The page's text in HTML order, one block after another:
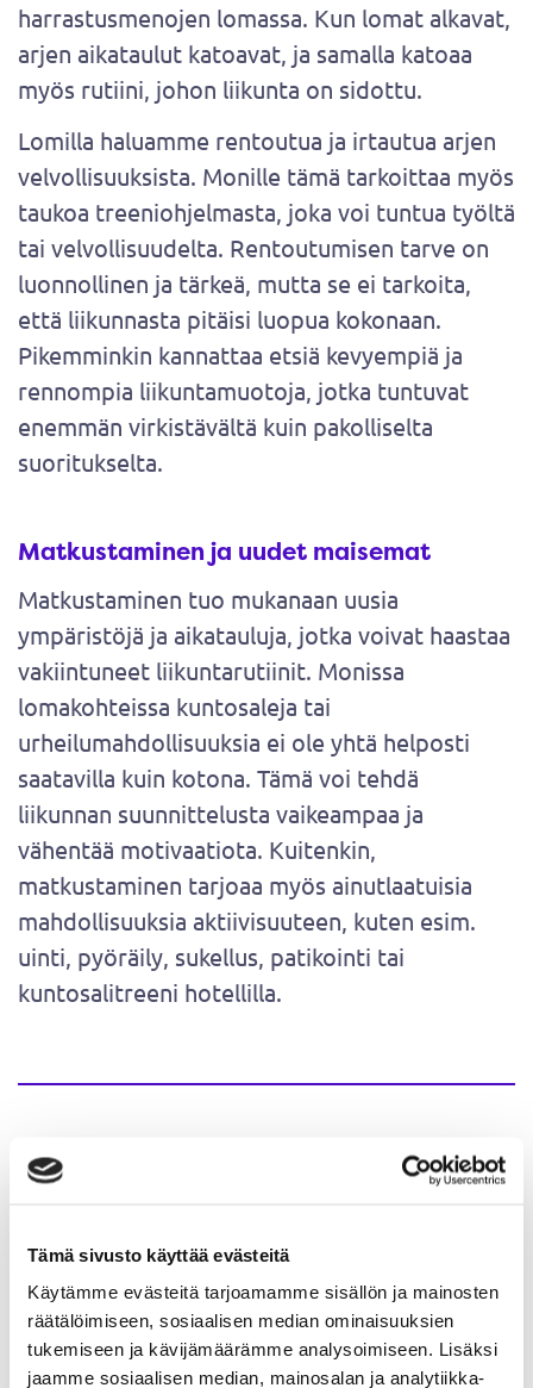
Tämä sivusto käyttää evästeitä
Käytämme evästeitä tarjoamamme sisällön ja mainosten
räätälöimiseen, sosiaalisen median ominaisuuksien
tukemiseen ja kävijämäärämme analysoimiseen. Lisäksi
jaamme sosiaalisen median, mainosalan ja analytiikka-
harrastusmenojen lomassa. Kun lomat alkavat,
arjen aikataulut katoavat, ja samalla katoaa
myös rutiini, johon liikunta on sidottu.
Lomilla haluamme rentoutua ja irtautua arjen
velvollisuuksista. Monille tämä tarkoittaa myös
taukoa treeniohjelmasta, joka voi tuntua työltä
tai velvollisuudelta. Rentoutumisen tarve on
luonnollinen ja tärkeä, mutta se ei tarkoita,
että liikunnasta pitäisi luopua kokonaan.
Pikemminkin kannattaa etsiä kevyempiä ja
rennompia liikuntamuotoja, jotka tuntuvat
enemmän virkistävältä kuin pakolliselta
suoritukselta.
Matkustaminen ja uudet maisemat
Matkustaminen tuo mukanaan uusia
ympäristöjä ja aikatauluja, jotka voivat haastaa
vakiintuneet liikuntarutiinit. Monissa
lomakohteissa kuntosaleja tai
urheilumahdollisuuksia ei ole yhtä helposti
saatavilla kuin kotona. Tämä voi tehdä
liikunnan suunnittelusta vaikeampaa ja
vähentää motivaatiota. Kuitenkin,
matkustaminen tarjoaa myös ainutlaatuisia
mahdollisuuksia aktiivisuuteen, kuten esim.
uinti, pyöräily, sukellus, patikointi tai
kuntosalitreeni hotellilla.
Miten pysyä aktiivisena lomalla?
etukäteen, miten aiot pysyä aktiivisena.
Pakkaa mukaan liikuntavarusteet ja tutki
etukäteen lomakohteen
liikuntamahdollisuuksia.